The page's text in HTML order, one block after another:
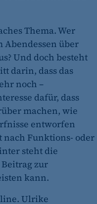
Thema. Wer
Abendessen über
Und doch besteht
darin, dass das
noch –
dafür, dass
machen, wie
entworfen
nach Funktions- oder
steht die
zur
kann.
Ulrike